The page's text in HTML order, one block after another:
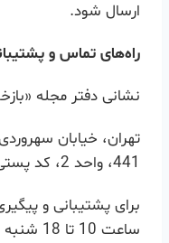
ارسال شود.
راه‌های تماس و
نشانی دفتر مجله
441، واحد 2، کد پستی: 1569643116
برای پشتیبانی و
ساعت